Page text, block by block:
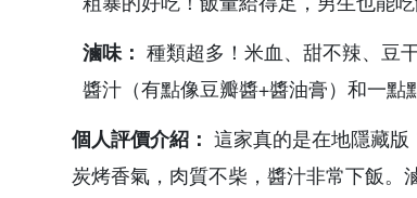
滷味： 種類超多！米血、甜不辣、豆
醬汁（有點像豆瓣醬+醬油膏）和一點
個人評價介紹： 這家真的是在地隱藏
炭烤香氣，肉質不柴，醬汁非常下飯。